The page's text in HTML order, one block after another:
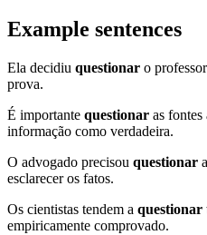
Example sentences
Ela decidiu questionar o
prova.
É importante questionar as fontes
informação como verdadeira.
O advogado precisou questionar
esclarecer os fatos.
Os cientistas tendem a questionar
empiricamente comprovado.